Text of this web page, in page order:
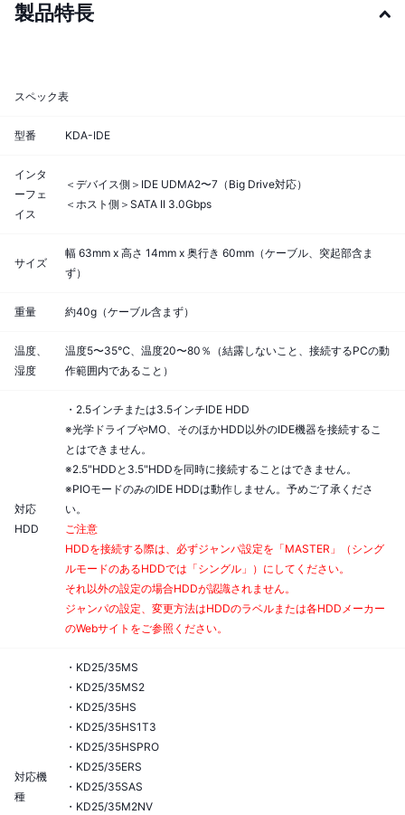
製品特長
スペック表
型番 KDA-IDE
インタ
ーフェ
イス
＜デバイス側＞IDE UDMA2〜7（Big Drive対応）
＜ホスト側＞SATA II 3.0Gbps
サイズ
幅 63mm x 高さ 14mm x 奥行き 60mm（ケーブル、突起部含ま
ず）
重量 約40g（ケーブル含まず）
温度、
湿度
温度5〜35℃、温度20〜80％（結露しないこと、接続するPCの動
作範囲内であること）
対応
HDD
・2.5インチまたは3.5インチIDE HDD
※光学ドライブやMO、そのほかHDD以外のIDE機器を接続するこ
とはできません。
※2.5"HDDと3.5"HDDを同時に接続することはできません。
※PIOモードのみのIDE HDDは動作しません。予めご了承くださ
い。
ご注意
HDDを接続する際は、必ずジャンパ設定を「MASTER」（シング
ルモードのあるHDDでは「シングル」）にしてください。
それ以外の設定の場合HDDが認識されません。
ジャンパの設定、変更方法はHDDのラベルまたは各HDDメーカー
のWebサイトをご参照ください。
対応機
種
・KD25/35MS
・KD25/35MS2
・KD25/35HS
・KD25/35HS1T3
・KD25/35HSPRO
・KD25/35ERS
・KD25/35SAS
・KD25/35M2NV